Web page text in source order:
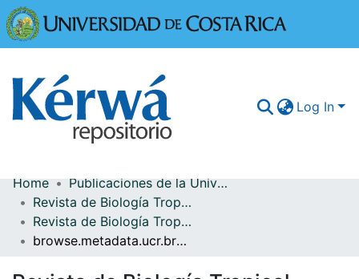
Log In
Communities & Collections
More Information
Home
Publicaciones de la Universidad de Costa Rica
Revista de Biología Tropical
Revista de Biología Tropical Vol.54 (2)
browse.metadata.ucr.breadcrumbs